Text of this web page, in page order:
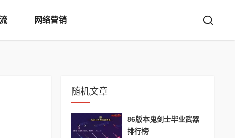
网络营销
随机文章
86版本鬼剑士毕业武器
排行榜